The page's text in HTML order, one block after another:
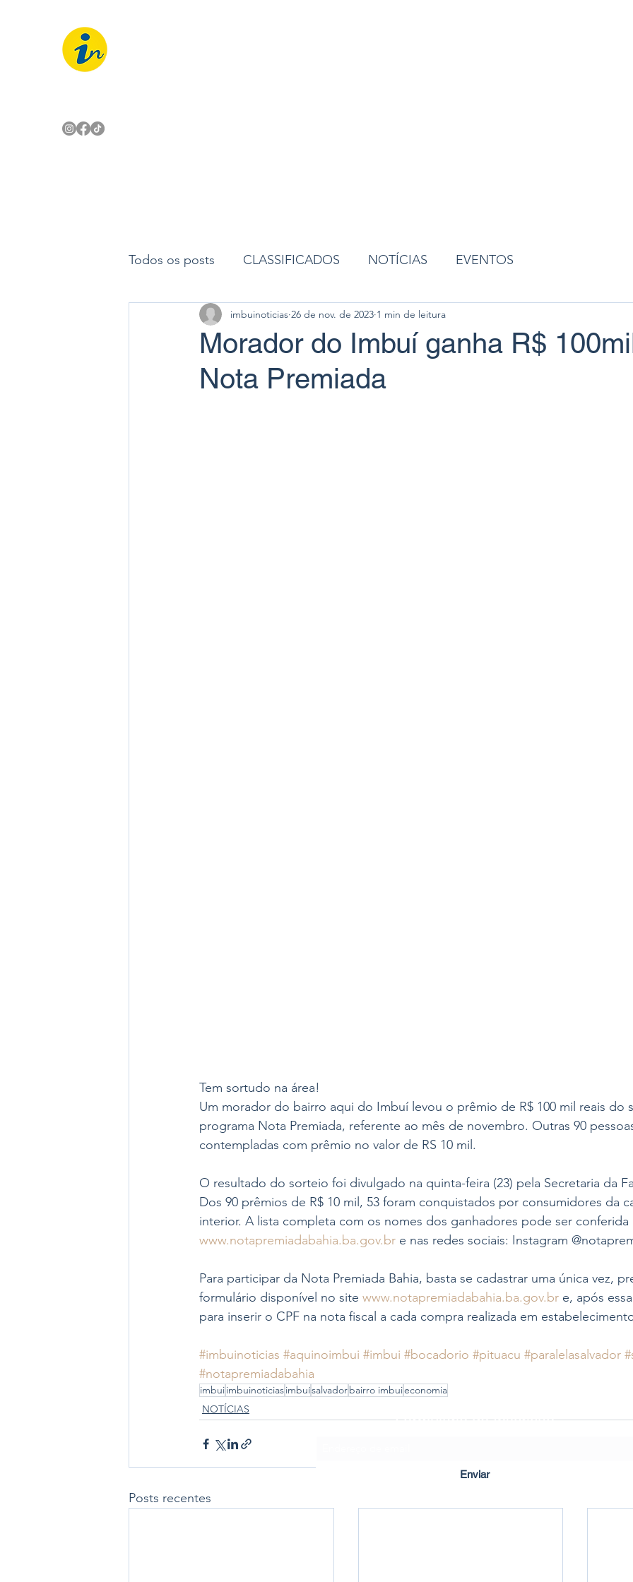
Todos os posts CLASSIFICADOS NOTÍCIAS EVENTOS
Morador do Imbuí ganha R$
Nota Premiada
imbuinoticias 26 de nov. de 2023 1 min de leitura
Tem sortudo na área!
Um morador do bairro aqui do Imbuí levou o prêmio de R$ 100 mil reais
programa Nota Premiada, referente ao mês de novembro. Outras 90
contempladas com prêmio no valor de RS 10 mil.
O resultado do sorteio foi divulgado na quinta-feira (23) pela Secretaria da
Dos 90 prêmios de R$ 10 mil, 53 foram conquistados por consumidores da
interior. A lista completa com os nomes dos ganhadores pode ser
www.notapremiadabahia.ba.gov.br e nas redes sociais: Instagram
Para participar da Nota Premiada Bahia, basta se cadastrar uma única vez,
formulário disponível no site www.notapremiadabahia.ba.gov.br e, após
para inserir o CPF na nota fiscal a cada compra realizada em
#imbuinoticias #aquinoimbui #imbui #bocadorio #pituacu #paralelasalvador
#notapremiadabahia
imbuiimbuinoticiasimbuísalvadorbairro imbuieconomia
NOTÍCIAS
Posts recentes
Formulário de Inscrição
Enviar